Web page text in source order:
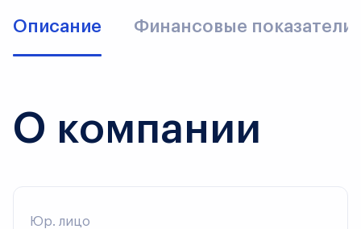
Описание Финансовые показатели
О компании
Юр. лицо